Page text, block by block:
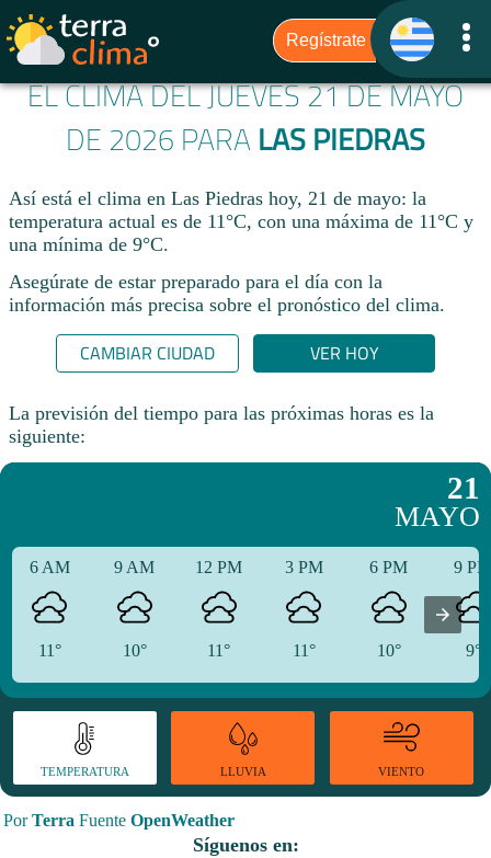
EL CLIMA DEL JUEVES 21 DE MAYO
DE 2026 PARA LAS PIEDRAS
Así está el clima en Las Piedras hoy, 21 de mayo: la
temperatura actual es de 11°C, con una máxima de 11°C y
una mínima de 9°C.
Asegúrate de estar preparado para el día con la
información más precisa sobre el pronóstico del clima.
CAMBIAR CIUDAD VER HOY
La previsión del tiempo para las próximas horas es la
siguiente:
21
MAYO
6 AM
11°
9 AM
10°
12 PM
11°
3 PM
11°
6 PM
10°
9
9°
TEMPERATURA LLUVIA VIENTO
PorTerra Fuente OpenWeather
Síguenos en: